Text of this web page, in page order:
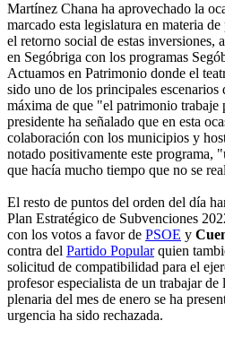
Martínez Chana ha aprovechado la
marcado esta legislatura en materia
el retorno social de estas inversiones,
en Segóbriga con los programas
Actuamos en Patrimonio donde el
sido uno de los principales escenarios
máxima de que "el patrimonio trabaje
presidente ha señalado que en esta
colaboración con los municipios y
notado positivamente este programa,
que hacía mucho tiempo que no se
El resto de puntos del orden del día
Plan Estratégico de Subvenciones
con los votos a favor de PSOE y
contra del Partido Popularquien
solicitud de compatibilidad para el
profesor especialista de un trabajar de
plenaria del mes de enero se ha
urgencia ha sido rechazada.